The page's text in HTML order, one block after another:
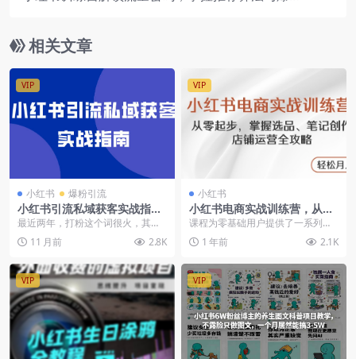
相关文章
VIP
小红书 爆粉引流
小红书引流私域获客实战指南
（飞书文档教程）
最近两年，打粉这个词很火，其实
本质就是引流获客。并且一提到打
粉这个词，大部分情况...
11 月前 2.8K
VIP
小红书
小红书电商实战训练营，从零
起步，掌握选品、笔记创作、
店铺运营全攻略
课程为零基础用户提供了一系列课
程资料与实战训练，涵盖账号搭
建、内容创作（包括选品...
1 年前 2.1K
VIP VIP